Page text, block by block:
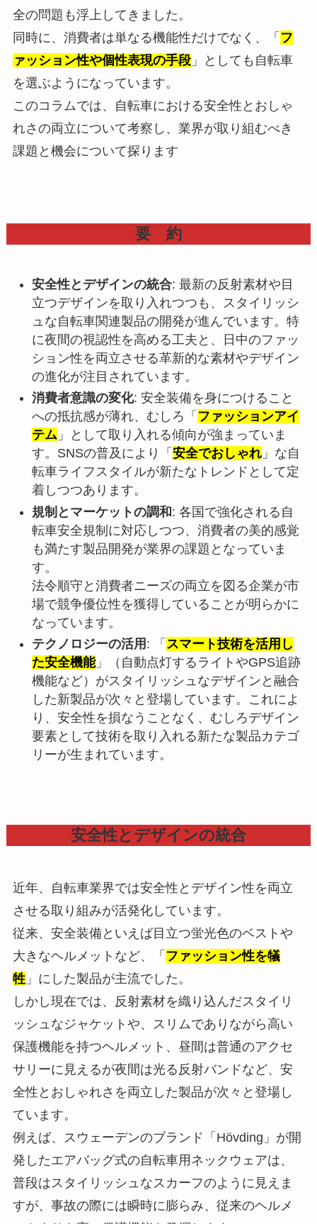
全の問題も浮上してきました。
同時に、消費者は単なる機能性だけでなく、「 フ
ァッション性や個性表現の手段」としても自転車
を選ぶようになっています。
このコラムでは、自転車における安全性とおしゃ
れさの両立について考察し、業界が取り組むべき
課題と機会について探ります
要 約
安全性とデザインの統合: 最新の反射素材や目
立つデザインを取り入れつつも、スタイリッシ
ュな自転車関連製品の開発が進んでいます。特
に夜間の視認性を高める工夫と、日中のファッ
ション性を両立させる革新的な素材やデザイン
の進化が注目されています。
消費者意識の変化: 安全装備を身につけること
への抵抗感が薄れ、むしろ「 ファッションアイ
テム」として取り入れる傾向が強まっていま
す。SNSの普及により「 安全でおしゃれ」な自
転車ライフスタイルが新たなトレンドとして定
着しつつあります。
規制とマーケットの調和: 各国で強化される自
転車安全規制に対応しつつ、消費者の美的感覚
も満たす製品開発が業界の課題となっていま
す。
法令順守と消費者ニーズの両立を図る企業が市
場で競争優位性を獲得していることが明らかに
なっています。
テクノロジーの活用 : 「 スマート技術を活用し
た安全機能」（自動点灯するライトやGPS追跡
機能など）がスタイリッシュなデザインと融合
した新製品が次々と登場しています。これによ
り、安全性を損なうことなく、むしろデザイン
要素として技術を取り入れる新たな製品カテゴ
リーが生まれています。
安全性とデザインの統合
近年、自転車業界では安全性とデザイン性を両立
させる取り組みが活発化しています。
従来、安全装備といえば目立つ蛍光色のベストや
大きなヘルメットなど、「 ファッション性を犠
牲」にした製品が主流でした。
しかし現在では、反射素材を織り込んだスタイリ
ッシュなジャケットや、スリムでありながら高い
保護機能を持つヘルメット、昼間は普通のアクセ
サリーに見えるが夜間は光る反射バンドなど、安
全性とおしゃれさを両立した製品が次々と登場し
ています。
例えば、スウェーデンのブランド「Hövding」が開
発したエアバッグ式の自転車用ネックウェアは、
普段はスタイリッシュなスカーフのように見えま
すが、事故の際には瞬時に膨らみ、従来のヘルメ